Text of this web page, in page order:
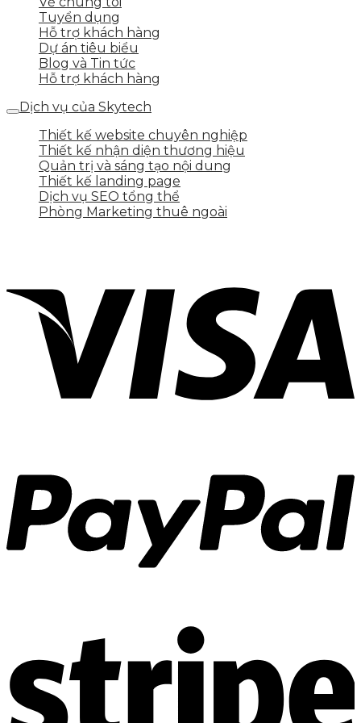
Tuyển dụng
Hỗ trợ khách hàng
Dự án tiêu biểu
Blog và Tin tức
Hỗ trợ khách hàng
Dịch vụ của Skytech
Thiết kế website chuyên nghiệp
Thiết kế nhận diện thương hiệu
Quản trị và sáng tạo nội dung
Thiết kế landing page
Dịch vụ SEO tổng thể
Phòng Marketing thuê ngoài